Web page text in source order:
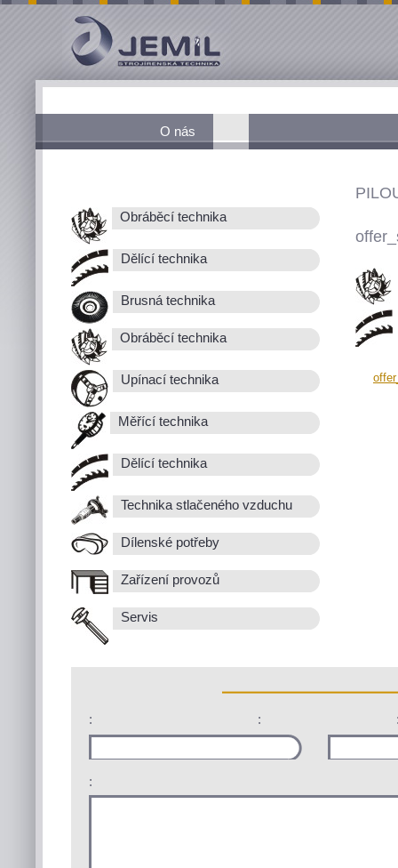
O nás
Obráběcí technika
Dělící technika
Brusná technika
Obráběcí technika
Upínací technika
Měřící technika
Dělící technika
Technika stlačeného vzduchu
Dílenské potřeby
Zařízení provozů
Servis
: :
: